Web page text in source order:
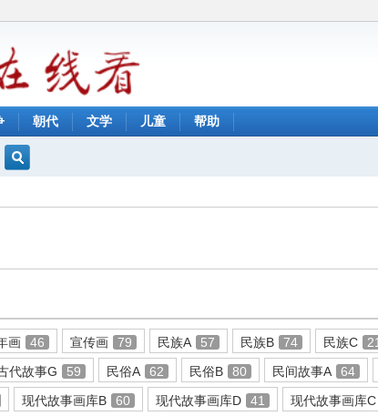
朝代 文学 儿童 帮助
画 46 宣传画 79 民族A 57 民族B 74 民族C 21
代故事G 59 民俗A 62 民俗B 80 民间故事A 64
现代故事画库B 60 现代故事画库D 41 现代故事画库C